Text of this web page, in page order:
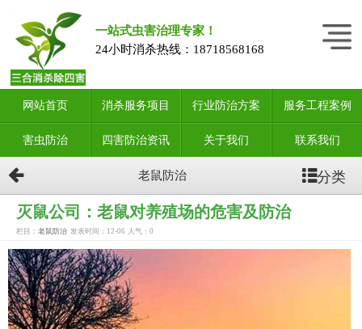
一站式虫害治理专家！
24小时消杀热线： 18718568168
网站首页 消杀服务项目 行业防治方案 服务工程案例
害虫防治 四害防治资讯 关于我们 联系我们
老鼠防治 分类
灭鼠公司：老鼠对养殖场的危害及防治
栏目： 老鼠防治 发表时间：12-06 人气： 0